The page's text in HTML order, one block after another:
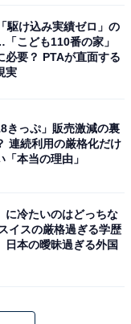
駆け込み実績ゼロ」の
こども110番の家」
必要？ PTAが直面する
実
きっぷ」販売激減の裏
連続利用の厳格化だけ
「本当の理由」
に冷たいのはどっちな
イスの厳格過ぎる学歴
日本の曖昧過ぎる外国